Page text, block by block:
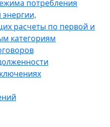
потребления
энергии,
расчеты по первой и
категориям